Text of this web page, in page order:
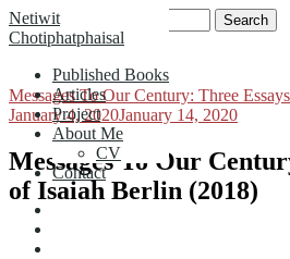
Skip
to
Netiwit
Chotiphatphaisal
Published Books
Articles
Project
About Me
CV
Contact
Search
for:
Messages To Our Century: Three
January 4, 2020January 14, 2020
Messages To Our
of Isaiah Berlin (2018)